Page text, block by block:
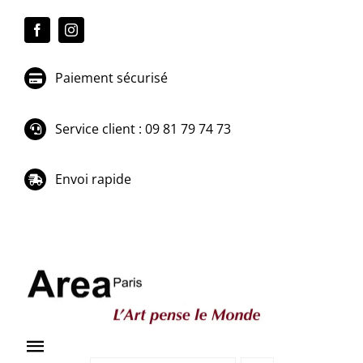
Paiement sécurisé
Service client : 09 81 79 74 73
Envoi rapide